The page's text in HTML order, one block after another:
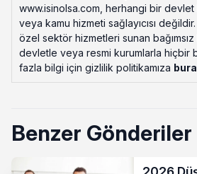
www.isinolsa.com, herhangi bir
veya kamu hizmeti sağlayıcısı
özel sektör hizmetleri sunan
devletle veya resmi kurumlarla hiçbir
fazla bilgi için gizlilik politikamıza
Benzer Gönderiler